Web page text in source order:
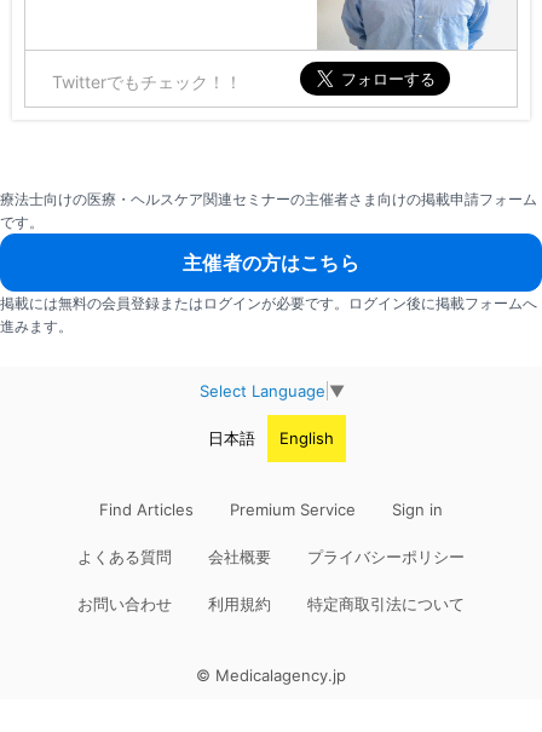
Twitterでもチェック！！
療法士向けの医療・ヘルスケア関連セミナーの主催者さま向けの掲載申請フォーム
です。
主催者の方はこちら
掲載には無料の会員登録またはログインが必要です。ログイン後に掲載フォームへ
進みます。
Select Language ▼
日本語 English
Find Articles Premium Service Sign in
よくある質問 会社概要 プライバシーポリシー
お問い合わせ 利用規約 特定商取引法について
© Medicalagency.jp